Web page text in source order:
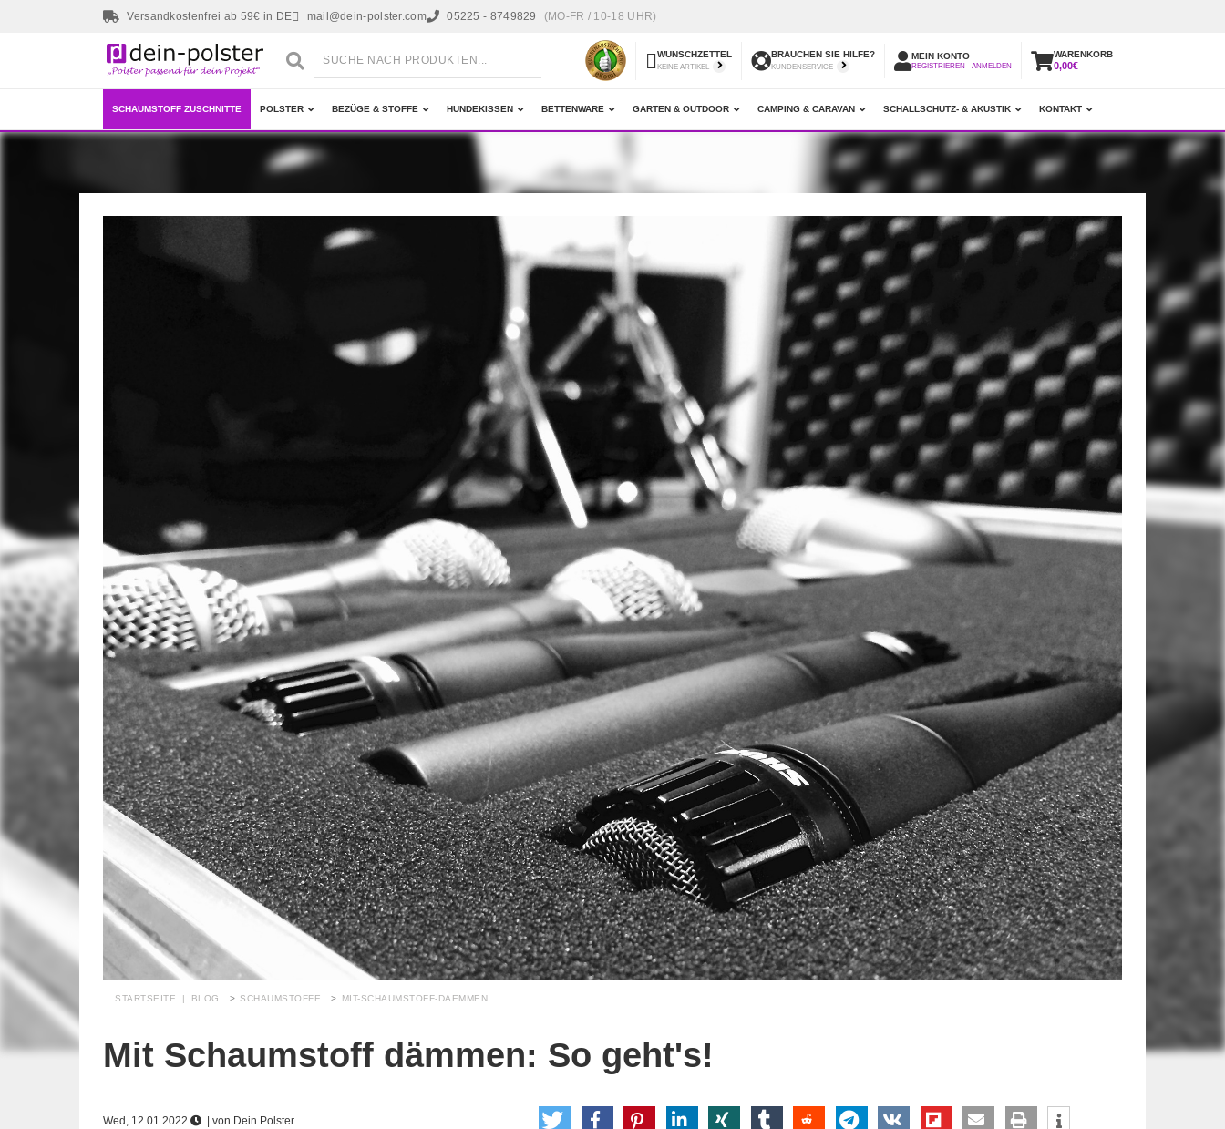
Versandkostenfrei ab 59€ in DE mail@dein-polster.com 05225 - 8749829 (MO-FR / 10-18 UHR)
WUNSCHZETTEL
KEINE ARTIKEL
BRAUCHEN SIE HILFE?
KUNDENSERVICE
MEIN KONTO
REGISTRIEREN - ANMELDEN
WARENKORB
0,00€
SCHAUMSTOFF ZUSCHNITTE POLSTER BEZÜGE & STOFFE HUNDEKISSEN BETTENWARE GARTEN & OUTDOOR CAMPING & CARAVAN SCHALLSCHUTZ- & AKUSTIK KONTAKT
STARTSEITE | BLOG SCHAUMSTOFFE MIT-SCHAUMSTOFF-DAEMMEN
Mit Schaumstoff dämmen: So geht's!
Wed, 12.01.2022 | von Dein Polster